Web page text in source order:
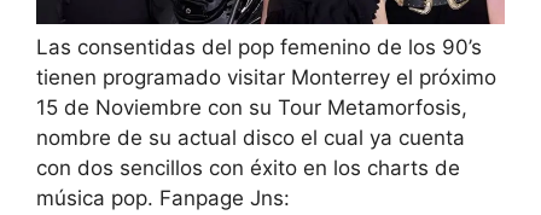
Las consentidas del pop femenino de los 90’s
tienen programado visitar Monterrey el próximo
15 de Noviembre con su Tour Metamorfosis,
nombre de su actual disco el cual ya cuenta
con dos sencillos con éxito en los charts de
música pop. Fanpage Jns: